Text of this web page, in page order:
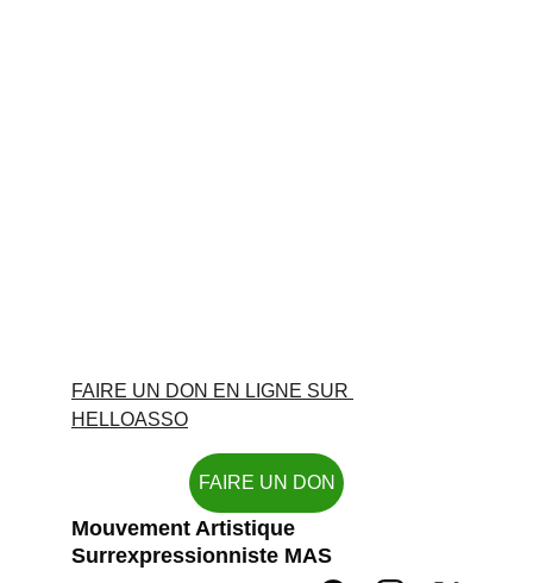
FAIRE UN DON EN LIGNE SUR
HELLOASSO
FAIRE UN DON
Mouvement Artistique
Surrexpressionniste MAS